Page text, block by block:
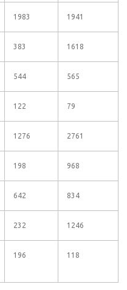
1983 1941
383 1618
544 565
122 79
1276 2761
198 968
642 834
232 1246
196 118